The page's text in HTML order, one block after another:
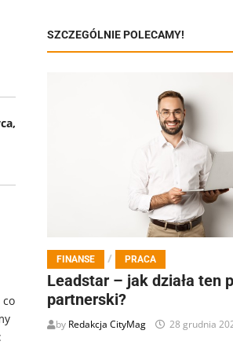
co
SZCZEGÓLNIE POLECAMY!
FINANSE / PRACA
Leadstar – jak działa ten
partnerski?
by Redakcja CityMag 28 grudnia